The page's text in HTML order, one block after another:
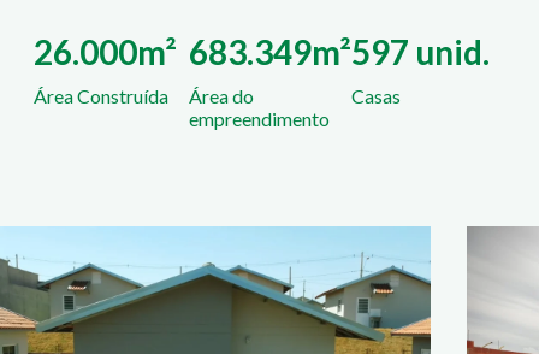
26.000m²
Área Construída
683.349m²
Área do
empreendimento
597 unid.
Casas